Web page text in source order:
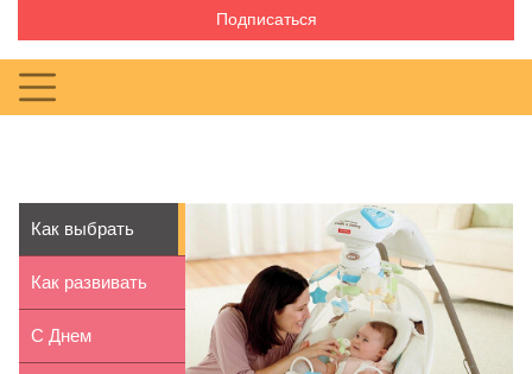
Подписаться
Как выбрать
шезлонг для
младенца
Как развивать
память ребенка
С Днем